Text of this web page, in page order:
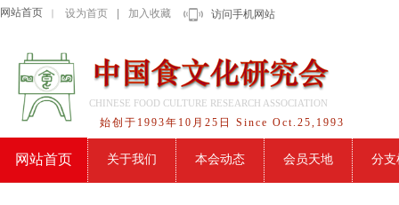
设为首页 加入收藏
网站首页 访问手机网站
始创于1993年10月25日 Since Oct.25,1993
CHINESE FOOD CULTURE RESEARCH ASSOCIATION
网站首页 关于我们 本会动态 会员天地 分支